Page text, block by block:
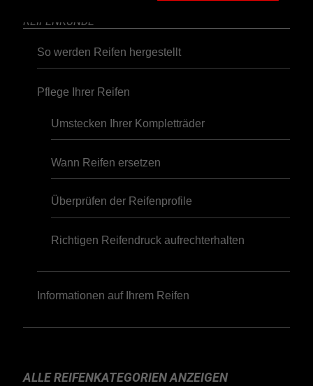
REIFENKUNDE
So werden Reifen hergestellt
Pflege Ihrer Reifen
Umstecken Ihrer Kompletträder
Wann Reifen ersetzen
Überprüfen der Reifenprofile
Richtigen Reifendruck aufrechterhalten
Informationen auf Ihrem Reifen
ALLE REIFENKATEGORIEN ANZEIGEN